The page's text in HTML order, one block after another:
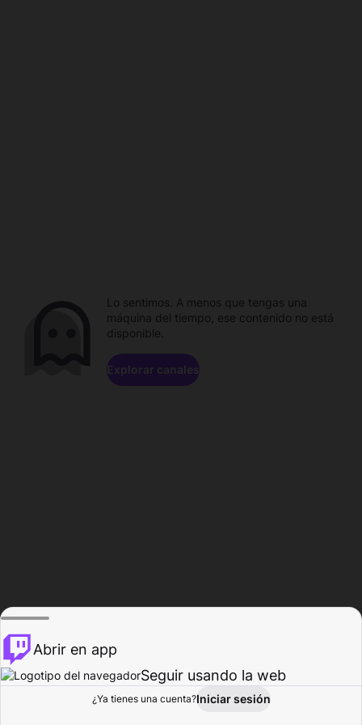
Explorar Actividad
Lo sentimos. A menos que tengas una
máquina del tiempo, ese contenido no está
disponible.
Explorar canales
Abrir en app
Seguir usando la web
¿Ya tienes una cuenta?Iniciar sesión